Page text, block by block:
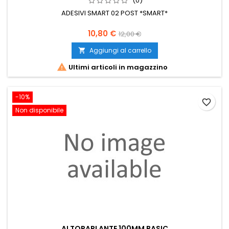
ADESIVI SMART 02 POST *SMART*
Prezzo
10,80 € Prezzo
base
12,00 €
 Aggiungi al carrello
 Ultimi articoli in magazzino
-10%
Non disponibile
favorite_border